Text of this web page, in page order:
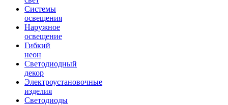
Системы
освещения
Наружное
освещение
Гибкий
неон
Светодиодный
декор
Электроустановочные
изделия
Светодиоды